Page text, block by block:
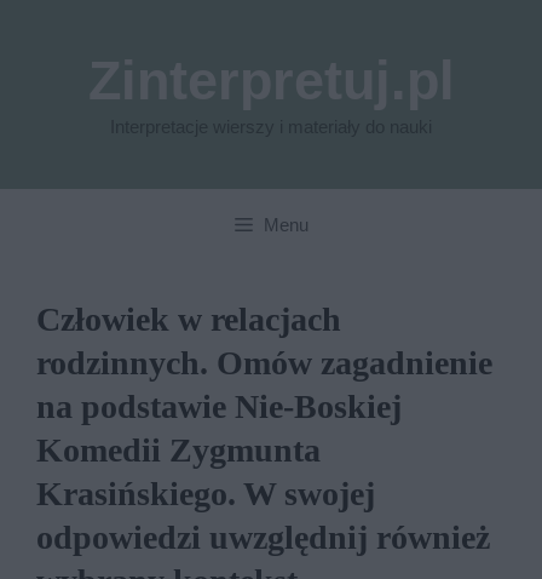
Menu
Człowiek w relacjach
rodzinnych. Omów zagadnienie
na podstawie Nie-Boskiej
Komedii Zygmunta
Krasińskiego. W swojej
odpowiedzi uwzględnij również